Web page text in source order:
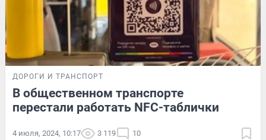
ДОРОГИ И ТРАНСПОРТ
В общественном транспорте
перестали работать NFC-таблички
4 июля, 2024, 10:17 3 119 10